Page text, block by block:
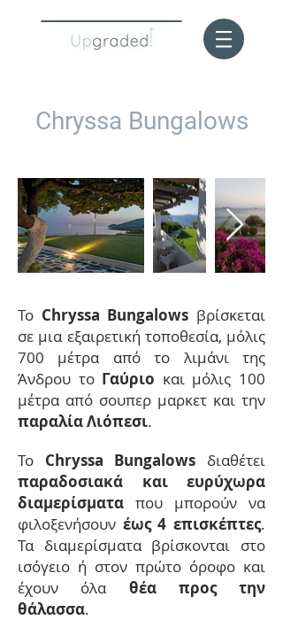
Chryssa Bungalows
To Chryssa Bungalows βρίσκεται
σε μια εξαιρετική τοποθεσία, μόλις
700 μέτρα από το λιμάνι της
Άνδρου το Γαύριο και μόλις 100
μέτρα από σουπερ μαρκετ και την
παραλία Λιόπεσι.
Το Chryssa Bungalows διαθέτει
παραδοσιακά και ευρύχωρα
διαμερίσματα που μπορούν να
φιλοξενήσουν έως 4 επισκέπτες.
Τα διαμερίσματα βρίσκονται στο
ισόγειο ή στον πρώτο όροφο και
έχουν όλα θέα προς την
θάλασσα.